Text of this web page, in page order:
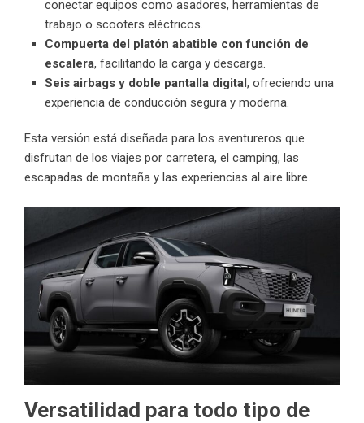
conectar equipos como asadores, herramientas de
trabajo o scooters eléctricos.
Compuerta del platón abatible con función de
escalera, facilitando la carga y descarga.
Seis airbags y doble pantalla digital, ofreciendo una
experiencia de conducción segura y moderna.
Esta versión está diseñada para los aventureros que
disfrutan de los viajes por carretera, el camping, las
escapadas de montaña y las experiencias al aire libre.
Versatilidad para todo tipo de